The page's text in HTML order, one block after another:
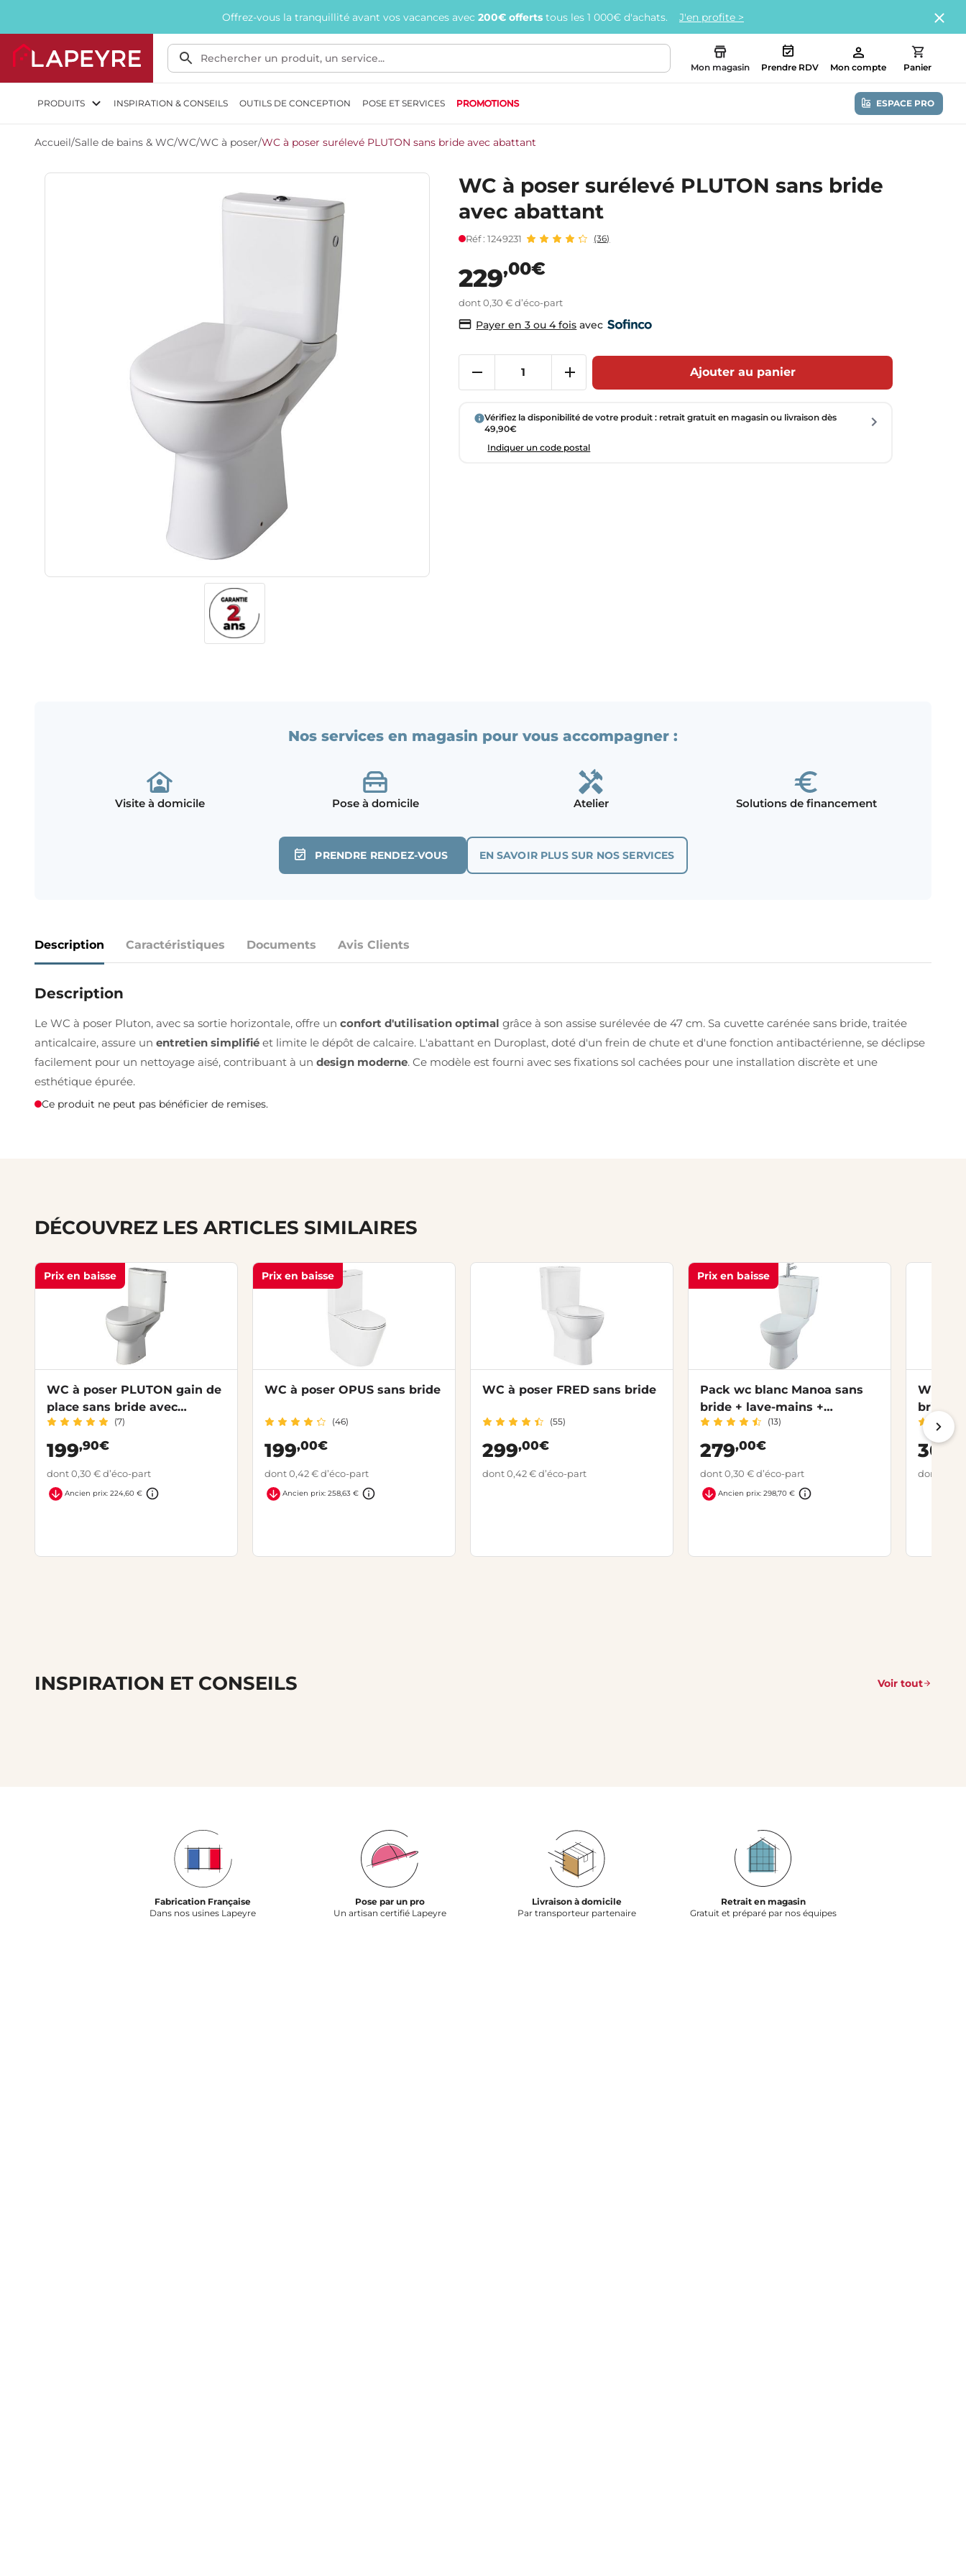
Offrez-vous la tranquillité avant vos vacances avec 200€ offerts tous les 1 000€ d'achats. J'en profite >
Mon magasin Prendre RDV Mon compte Panier
PRODUITS INSPIRATION & CONSEILS OUTILS DE CONCEPTION POSE ET SERVICES PROMOTIONS ESPACE PRO
Accueil/Salle de bains & WC/WC/WC à poser/WC à poser surélevé PLUTON sans bride avec abattant
WC à poser surélevé PLUTON sans bride
avec abattant
Réf : 1249231 (36)
229,00€
dont 0,30 € d’éco-part
Payer en 3 ou 4 fois avec
Ajouter au panier
Vérifiez la disponibilité de votre produit : retrait gratuit en magasin ou livraison dès
49,90€
Indiquer un code postal
Nos services en magasin pour vous accompagner :
Visite à domicile Pose à domicile Atelier Solutions de financement
PRENDRE RENDEZ-VOUS EN SAVOIR PLUS SUR NOS SERVICES
Description Caractéristiques Documents Avis Clients
Description
Le WC à poser Pluton, avec sa sortie horizontale, offre un confort d'utilisation optimal grâce à son assise surélevée de 47 cm. Sa cuvette carénée sans bride, traitée
anticalcaire, assure un entretien simplifié et limite le dépôt de calcaire. L'abattant en Duroplast, doté d'un frein de chute et d'une fonction antibactérienne, se déclipse
facilement pour un nettoyage aisé, contribuant à un design moderne. Ce modèle est fourni avec ses fixations sol cachées pour une installation discrète et une
esthétique épurée.
Ce produit ne peut pas bénéficier de remises.
DÉCOUVREZ LES ARTICLES SIMILAIRES
Prix en baisse
WC à poser PLUTON gain de
place sans bride avec
abattant
(7)
199,90€
dont 0,30 € d’éco-part
Ancien prix: 224,60 €
Prix en baisse
WC à poser OPUS sans bride
(46)
199,00€
dont 0,42 € d’éco-part
Ancien prix: 258,63 €
WC à poser FRED sans bride
(55)
299,00€
dont 0,42 € d’éco-part
Prix en baisse
Pack wc blanc Manoa sans
bride + lave-mains +
robinetterie sortie
horizontale
(13)
279,00€
dont 0,30 € d’éco-part
Ancien prix: 298,70 €
WC à
bride
305
dont 0,25
INSPIRATION ET CONSEILS Voir tout
Fabrication Française
Dans nos usines Lapeyre
Pose par un pro
Un artisan certifié Lapeyre
Livraison à domicile
Par transporteur partenaire
Retrait en magasin
Gratuit et préparé par nos équipes